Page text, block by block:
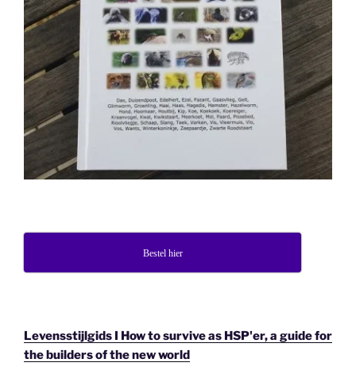
Bestel hier
Levensstijlgids I How to survive as HSP'er, a guide for
the builders of the new world